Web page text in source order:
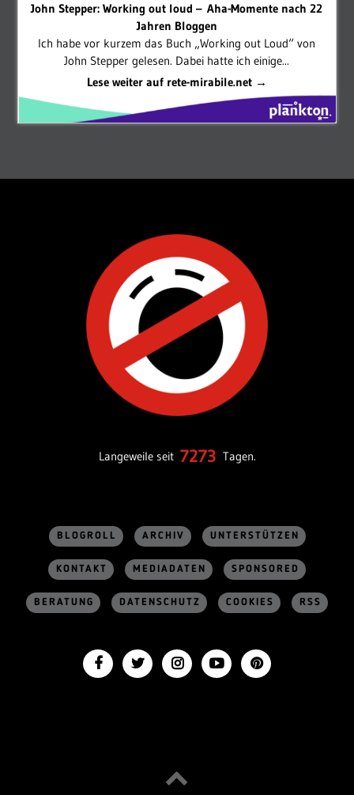
John Stepper: Working out loud – Aha-Momente nach 22
Jahren Bloggen
Ich habe vor kurzem das Buch „Working out Loud“ von
John Stepper gelesen. Dabei hatte ich einige...
Lese weiter auf rete-mirabile.net →
Langeweile seit 7273 Tagen.
BLOGROLL ARCHIV UNTERSTÜTZEN
KONTAKT MEDIADATEN SPONSORED
BERATUNG DATENSCHUTZ COOKIES RSS